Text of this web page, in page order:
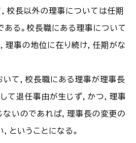
校長以外の理事については任期
ある。校長職にある理事について
理事の地位に在り続け，任期がな
て，校長職にある理事が理事長
て退任事由が生じず，かつ，理事
ないのであれば，理事長の変更の
ということになる。